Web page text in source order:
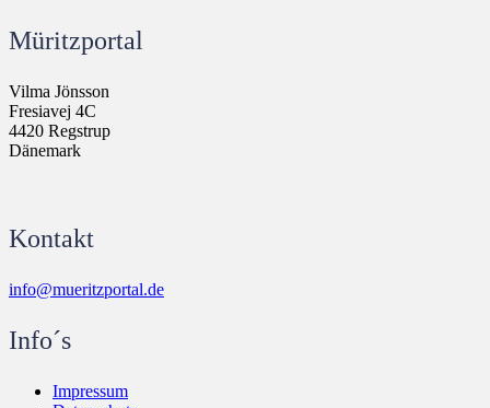
Müritzportal
Vilma Jönsson
Fresiavej 4C
4420 Regstrup
Dänemark
Kontakt
info@mueritzportal.de
Info´s
Impressum